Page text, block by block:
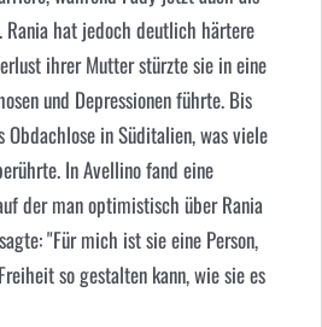
Rania hat jedoch deutlich härtere
ihrer Mutter stürzte sie in eine
und Depressionen führte. Bis
in Süditalien, was viele
In Avellino fand eine
der man optimistisch über Rania
"Für mich ist sie eine Person,
so gestalten kann, wie sie es